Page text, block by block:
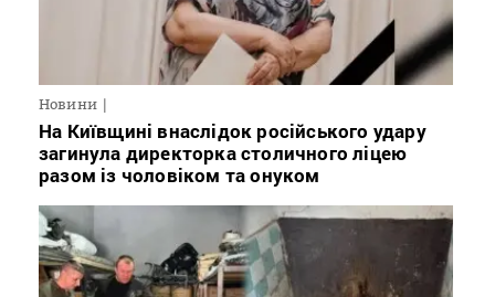
Новини
На Київщині внаслідок російського удару
загинула директорка столичного ліцею
разом із чоловіком та онуком